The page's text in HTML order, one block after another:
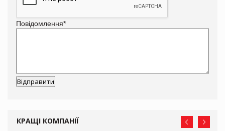
Повідомлення*
КРАЩІ КОМПАНІЇ